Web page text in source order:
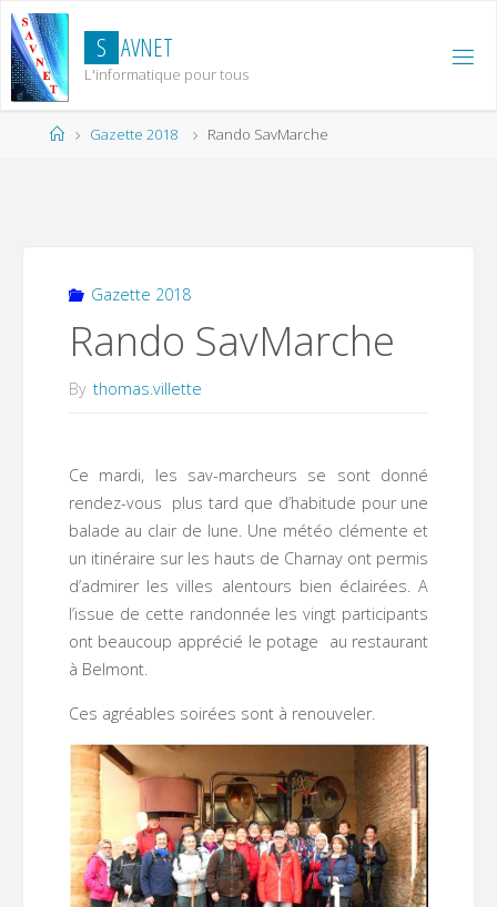
Skip
to
content
S AVNET
L'informatique pour tous
HomeGazette 2018 Rando SavMarche
Gazette 2018
Rando SavMarche
By thomas.villette
Ce mardi, les sav-marcheurs se sont donné
rendez-vous plus tard que d’habitude pour une
balade au clair de lune. Une météo clémente et
un itinéraire sur les hauts de Charnay ont permis
d’admirer les villes alentours bien éclairées. A
l’issue de cette randonnée les vingt participants
ont beaucoup apprécié le potage au restaurant
à Belmont.
Ces agréables soirées sont à renouveler.